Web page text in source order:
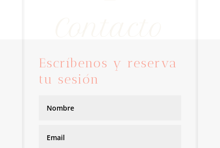
Contacto
Escríbenos y reserva
tu sesión